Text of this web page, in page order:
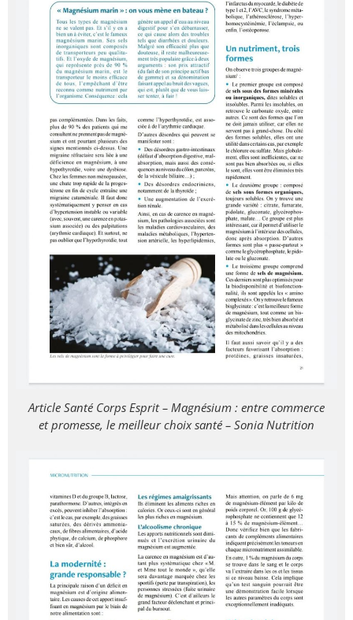
Article Santé Corps Esprit – Magnésium : entre commerce
et promesse, le meilleur choix santé – Sonia Nutrition